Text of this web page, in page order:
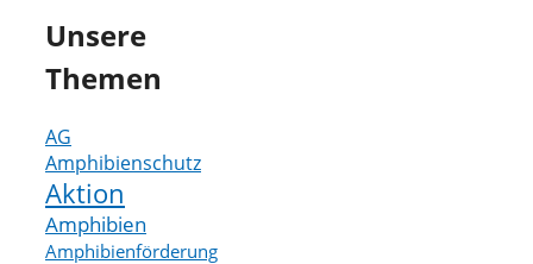
Unsere
Themen
AG
Amphibienschutz
Aktion
Amphibien
Amphibienförderung